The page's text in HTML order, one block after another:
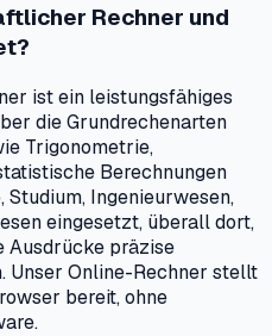
Rechner und
ist ein leistungsfähiges
die Grundrechenarten
Trigonometrie,
Berechnungen
Studium, Ingenieurwesen,
eingesetzt, überall dort,
Ausdrücke präzise
Unser Online-Rechner stellt
bereit, ohne